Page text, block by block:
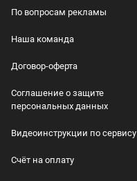
По вопросам рекламы
Наша команда
Договор-оферта
Соглашение о защите
персональных данных
Видеоинструкции по сервису
Счёт на оплату